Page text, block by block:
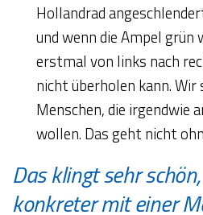
Hollandrad
und wenn die Ampel
erstmal von links nach
nicht überholen kann. Wir
Menschen, die irgendwie
wollen. Das geht nicht
Das klingt sehr
konkreter mit einer